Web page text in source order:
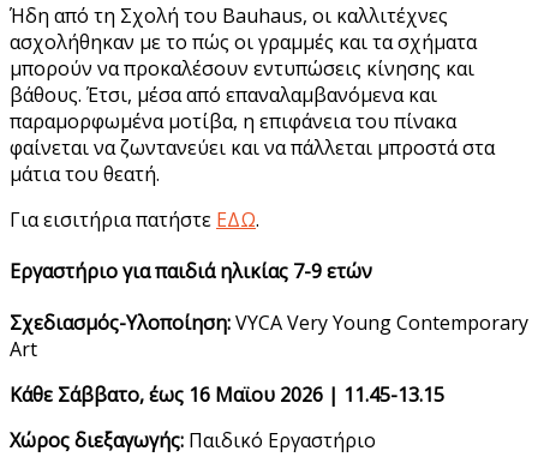
Ήδη από τη Σχολή του Bauhaus, οι καλλιτέχνες
ασχολήθηκαν με το πώς οι γραμμές και τα σχήματα
μπορούν να προκαλέσουν εντυπώσεις κίνησης και
βάθους. Έτσι, μέσα από επαναλαμβανόμενα και
παραμορφωμένα μοτίβα, η επιφάνεια του πίνακα
φαίνεται να ζωντανεύει και να πάλλεται μπροστά στα
μάτια του θεατή.
Για εισιτήρια πατήστε ΕΔΩ.
Εργαστήριο για παιδιά ηλικίας 7-9 ετών
Σχεδιασμός-Υλοποίηση:VYCA Very Young Contemporary
Art
Κάθε Σάββατο, έως 16 Μαϊου 2026 | 11.45-13.15
Χώρος διεξαγωγής: Παιδικό Εργαστήριο